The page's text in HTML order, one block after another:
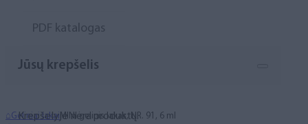
PDF katalogas
Jūsų krepšelis
Krepšelyje nėra produktų.
⌂Geliniai lakai MINI gelinis lakas, NR. 91, 6 ml